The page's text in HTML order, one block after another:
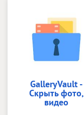
GalleryVault -
Скрыть фото,
видео